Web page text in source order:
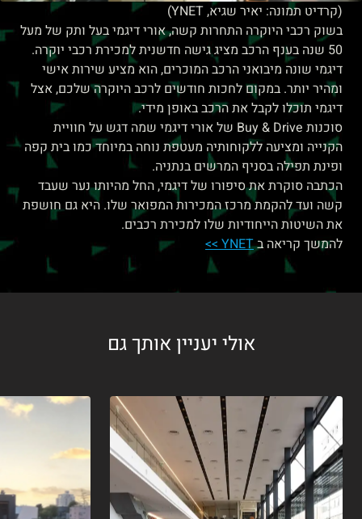
(קרדיט תמונה: יאיר שגיא, YNET)
בשוק רכבי היוקרה התחרות קשה, אורי דיגמי בעל ותק של מעל
50 שנה בענף הרכב מציג גישה חדשנית למכירת רכבי יוקרה.
דיגמי שונה מיבואני הרכב המוכרים, הוא מציע שירות אישי
ומהיר יותר. במקום לחכות חודשים לרכב היוקרה שלכם, אצל
דיגמי תוכלו לקבל את הרכב באופן מידי.
סוכנות Buy & Drive של אורי דיגמי שמה דגש על חוויית
הקנייה ומציעה ללקוחותיה מעטפת נוחה במיוחד כמו בית קפה
ופינת תפילה בסניף המרשים בנתניה.
הכתבה סוקרת את סיפורו של דיגמי, החל מהיותו נער שעבד
קשה ועד להקמת מרכז המכירות המפואר שלו. היא גם חושפת
את השיטות הייחודיות שלו למכירת רכבים.
להמשך קריאה בYNET >>
אולי יעניין אותך גם